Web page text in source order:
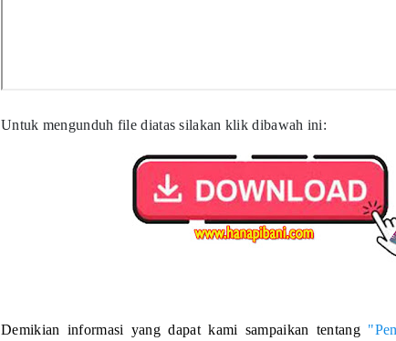
Untuk mengunduh file diatas silakan klik dibawah ini:
Demikian informasi yang dapat kami sampaikan tentang